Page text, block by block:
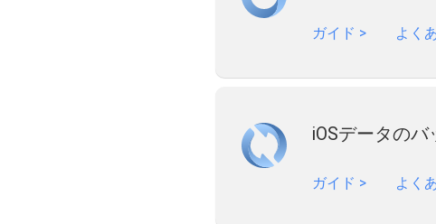
ガイド > よく
iOSデータの
ガイド > よく